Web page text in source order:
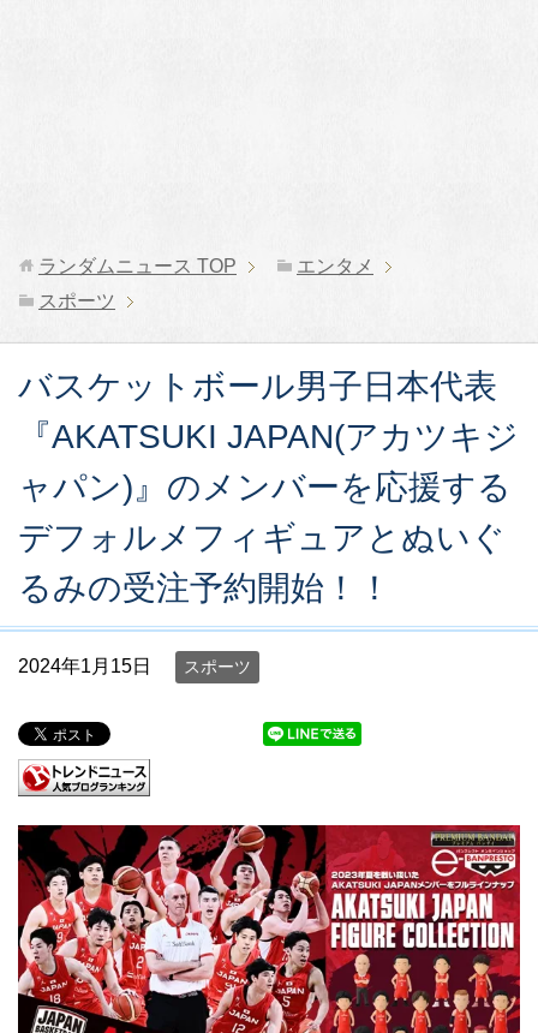
ランダムニュース TOP
エンタメ
スポーツ
バスケットボール男子日本代表
『AKATSUKI JAPAN(アカツキジ
ャパン)』のメンバーを応援する
デフォルメフィギュアとぬいぐ
るみの受注予約開始！！
2024年1月15日 スポーツ